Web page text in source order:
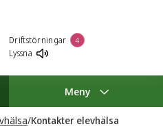
Driftstörningar 4
Lyssna
Meny
/Kontakter elevhälsa